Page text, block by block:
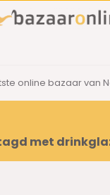
online bazaar van
met